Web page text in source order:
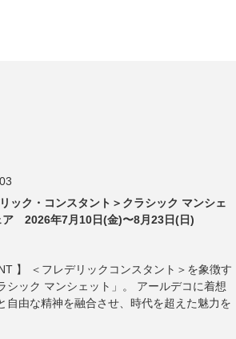
ック・コンスタント＞クラシック マンシェ
ア 2026年7月10日(金)〜8月23日(日)
】 ＜フレデリックコンスタント＞を象徴す
シック マンシェット」。 アールデコに着想
自由な精神を融合させ、時代を超えた魅力を